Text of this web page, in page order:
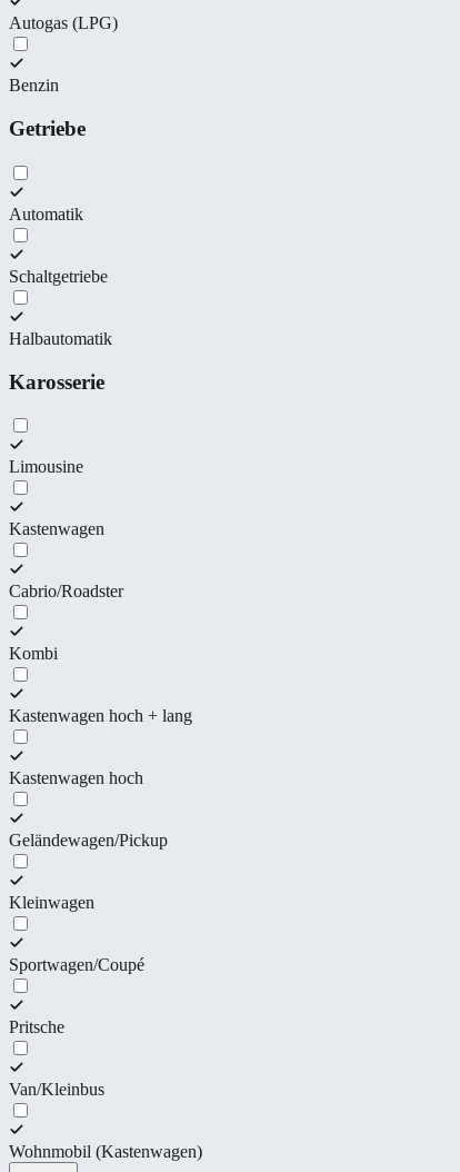
Autogas (LPG)
Benzin
Getriebe
Automatik
Schaltgetriebe
Halbautomatik
Karosserie
Limousine
Kastenwagen
Cabrio/Roadster
Kombi
Kastenwagen hoch + lang
Kastenwagen hoch
Geländewagen/Pickup
Kleinwagen
Sportwagen/Coupé
Pritsche
Van/Kleinbus
Wohnmobil (Kastenwagen)